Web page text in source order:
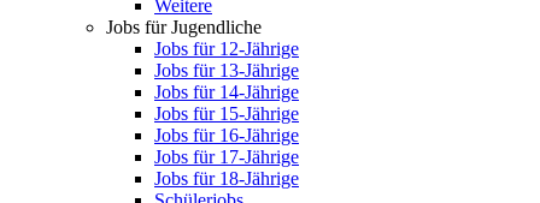
Weitere
Jobs für Jugendliche
Jobs für 12-Jährige
Jobs für 13-Jährige
Jobs für 14-Jährige
Jobs für 15-Jährige
Jobs für 16-Jährige
Jobs für 17-Jährige
Jobs für 18-Jährige